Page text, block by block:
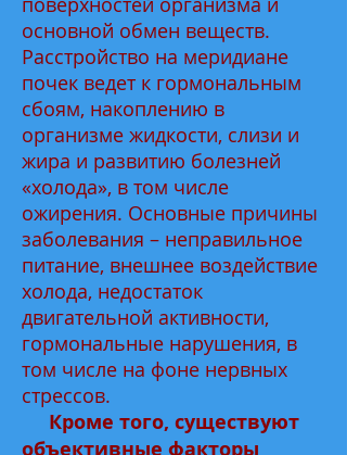
основной обмен веществ.
Расстройство на меридиане
почек ведет к гормональным
сбоям, накоплению в
организме жидкости, слизи и
жира и развитию болезней
«холода», в том числе
ожирения. Основные причины
заболевания – неправильное
питание, внешнее воздействие
холода, недостаток
двигательной активности,
гормональные нарушения, в
том числе на фоне нервных
стрессов.
Кроме того, существуют
объективные факторы